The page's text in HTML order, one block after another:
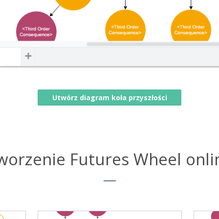
Utwórz diagram koła przyszłości
Futures Wheel